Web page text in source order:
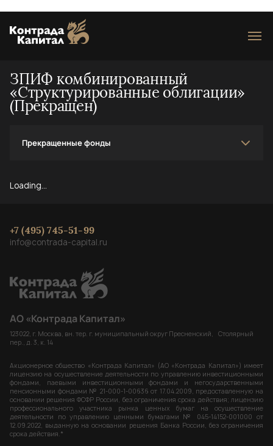
Прекращенные фонды
ЗПИФ комбинированный
«Структурированные облигации»
(Прекращен)
Loading...
+7 (495) 745-51-99
info@contrada-capital.ru
АО «Контрада Капитал»
123022, г. Москва, вн. тер. г. муниципальный округ Пресненский, Столярный
пер., д. 3, к. 14
Акционерное общество «Контрада Капитал» (АО «Контрада Капитал») имеет
лицензию на осуществление деятельности по управлению инвестиционными
фондами, паевыми инвестиционными фондами и негосударственными
пенсионными фондами № 21-000-1-00636 от 17.04.2009, предоставленную на
основании решения ФСФР России, без ограничения срока действия; лицензию
профессионального участника рынка ценных бумаг на осуществление
деятельности по управлению ценными бумагами № 045-14152-001000 от
12.09.2022, выданную на основании решения Банка России, без ограничения
срока действия.*